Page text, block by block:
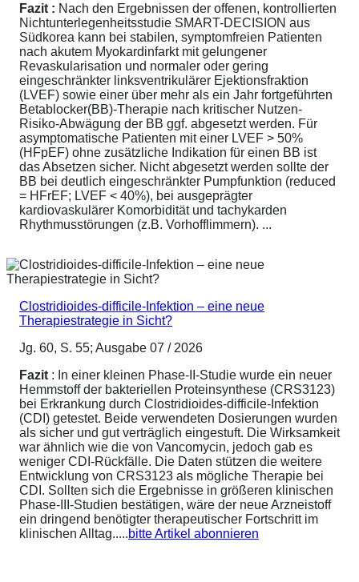
Fazit : Nach den Ergebnissen der offenen, kontrollierten
Nichtunterlegenheitsstudie SMART-DECISION aus
Südkorea kann bei stabilen, symptomfreien Patienten
nach akutem Myokardinfarkt mit gelungener
Revaskularisation und normaler oder gering
eingeschränkter linksventrikulärer Ejektionsfraktion
(LVEF) sowie einer über mehr als ein Jahr fortgeführten
Betablocker(BB)-Therapie nach kritischer Nutzen-
Risiko-Abwägung der BB ggf. abgesetzt werden. Für
asymptomatische Patienten mit einer LVEF > 50%
(HFpEF) ohne zusätzliche Indikation für einen BB ist
das Absetzen sicher. Nicht abgesetzt werden sollte der
BB bei deutlich eingeschränkter Pumpfunktion (reduced
= HFrEF; LVEF < 40%), bei ausgeprägter
kardiovaskulärer Komorbidität und tachykarden
Rhythmusstörungen (z.B. Vorhofflimmern). ...
Clostridioides-difficile-Infektion – eine neue
Therapiestrategie in Sicht?
Jg. 60, S. 55; Ausgabe 07 / 2026
Fazit : In einer kleinen Phase-II-Studie wurde ein neuer
Hemmstoff der bakteriellen Proteinsynthese (CRS3123)
bei Erkrankung durch Clostridioides-difficile-Infektion
(CDI) getestet. Beide verwendeten Dosierungen wurden
als sicher und gut verträglich eingestuft. Die Wirksamkeit
war ähnlich wie die von Vancomycin, jedoch gab es
weniger CDI-Rückfälle. Die Daten stützen die weitere
Entwicklung von CRS3123 als mögliche Therapie bei
CDI. Sollten sich die Ergebnisse in größeren klinischen
Phase-III-Studien bestätigen, wäre der neue Arzneistoff
ein dringend benötigter therapeutischer Fortschritt im
klinischen Alltag.....bitte Artikel abonnieren